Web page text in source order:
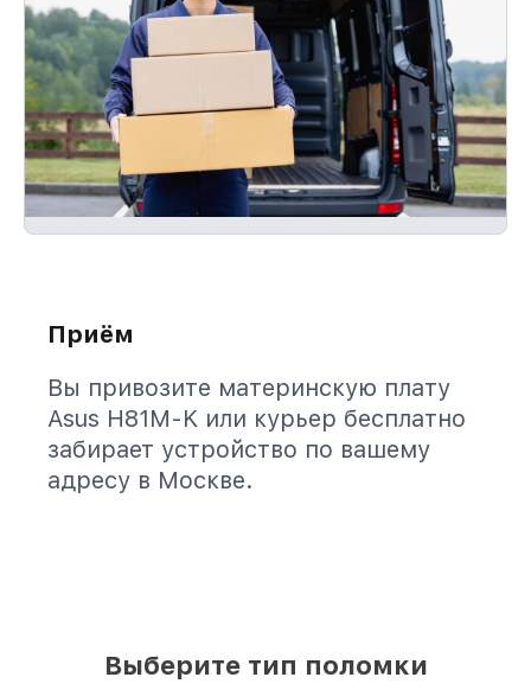
Приём
Вы привозите материнскую плату
Asus H81M-K или курьер бесплатно
забирает устройство по вашему
адресу в Москве.
Выберите тип поломки